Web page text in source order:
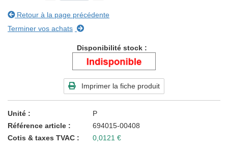
Retour à la page précédente
Terminer vos achats
Disponibilité stock
Imprimer la fiche produit
Unité
P
Référence article
694015-00408
Cotis & taxes TVAC
0,0121 €